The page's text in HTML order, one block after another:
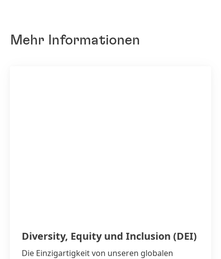
Mehr Informationen
Diversity, Equity und Inclusion (DEI)
Die Einzigartigkeit von unseren globalen